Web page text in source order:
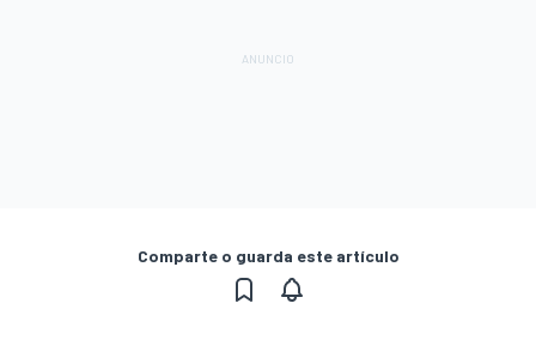
Comparte o guarda este artículo